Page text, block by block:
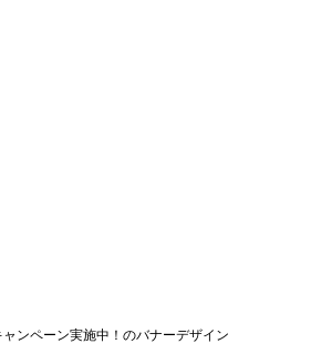
ンペーン実施中！のバナーデザイン